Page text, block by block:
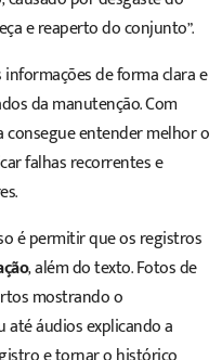
e reaperto do conjunto”.
de forma clara e
da manutenção. Com
consegue entender melhor o
falhas recorrentes e
é permitir que os registros
, além do texto. Fotos de
mostrando o
áudios explicando a